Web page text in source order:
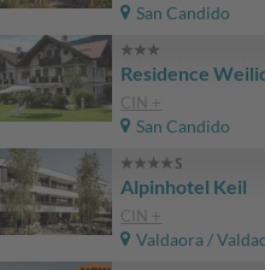
San Candido
Residence
CIN +
San Candido
Alpinhotel Keil
CIN +
Valdaora /